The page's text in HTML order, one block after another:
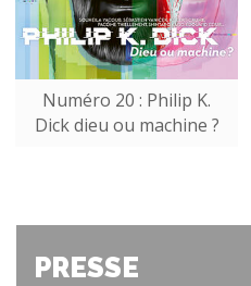
Numéro 20 : Philip K.
Dick dieu ou machine ?
PRESSE